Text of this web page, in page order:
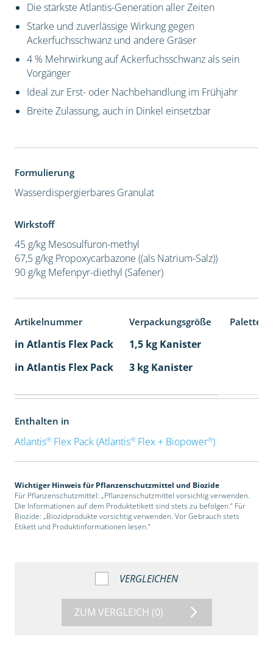
Die stärkste Atlantis-Generation aller Zeiten
Starke und zuverlässige Wirkung gegen
Ackerfuchsschwanz und andere Gräser
4 % Mehrwirkung auf Ackerfuchsschwanz als sein
Vorgänger
Ideal zur Erst- oder Nachbehandlung im Frühjahr
Breite Zulassung, auch in Dinkel einsetzbar
Formulierung
Wasserdispergierbares Granulat
Wirkstoff
45 g/kg Mesosulfuron-methyl
67,5 g/kg Propoxycarbazone ((als Natrium-Salz))
90 g/kg Mefenpyr-diethyl (Safener)
Artikelnummer Verpackungsgröße
in Atlantis Flex Pack
1,5 kg Kanister
in Atlantis Flex Pack
3 kg Kanister
Enthalten in
Atlantis®Flex Pack (Atlantis®Flex + Biopower®)
Wichtiger Hinweis für Pflanzenschutzmittel und Biozide
Für Pflanzenschutzmittel: „Pflanzenschutzmittel vorsichtig verwenden.
Die Informationen auf dem Produktetikett sind stets zu befolgen.“ Für
Biozide: „Biozidprodukte vorsichtig verwenden. Vor Gebrauch stets
Etikett und Produktinformationen lesen.“
VERGLEICHEN
ZUM VERGLEICH (0)